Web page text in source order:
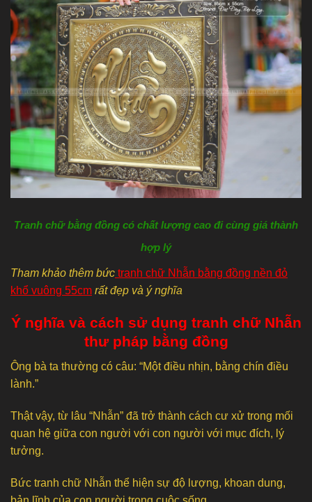
Tranh chữ bằng đồng có chất lượng cao đi cùng giá thành
hợp lý
Tham khảo thêm bức tranh chữ Nhẫn bằng đồng nền đỏ
khổ vuông 55cm rất đẹp và ý nghĩa
Ý nghĩa và cách sử dụng tranh chữ Nhẫn
thư pháp bằng đồng
Ông bà ta thường có câu: “Một điều nhịn, bằng chín điều
lành.”
Thật vậy, từ lâu “Nhẫn” đã trở thành cách cư xử trong mối
quan hệ giữa con người với con người với mục đích, lý
tưởng.
Bức tranh chữ Nhẫn thể hiện sự độ lượng, khoan dung,